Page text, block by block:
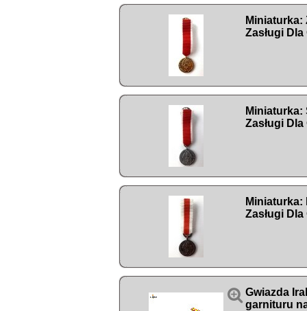
Miniaturka:
Zasługi
Miniaturka:
Zasługi
Miniaturka:
Zasługi
 Gwiazda
garnituru